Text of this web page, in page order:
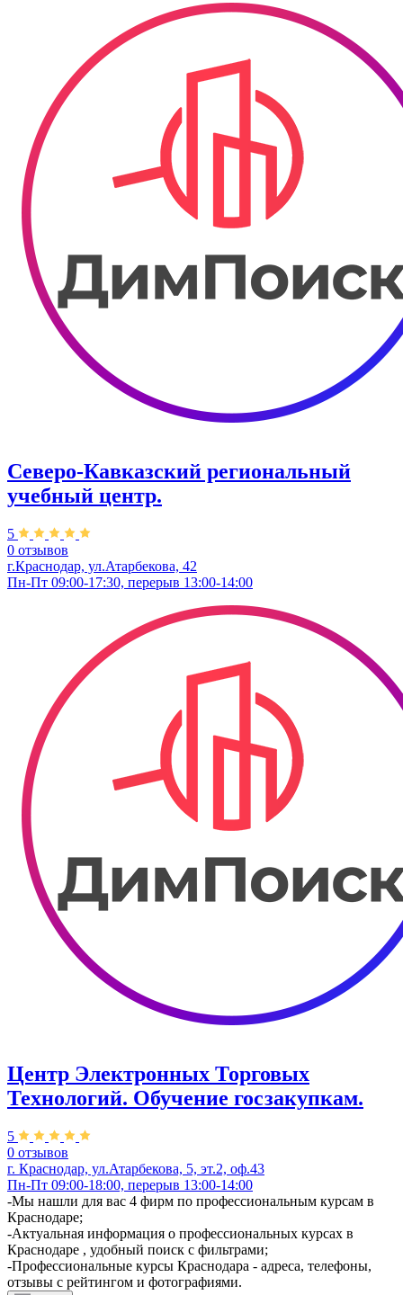
Северо-Кавказский региональный
учебный центр.
5
0 отзывов
г.Краснодар, ул.Атарбекова, 42
Пн-Пт 09:00-17:30, перерыв 13:00-14:00
Центр Электронных Торговых
Технологий. Обучение госзакупкам.
5
0 отзывов
г. Краснодар, ул.Атарбекова, 5, эт.2, оф.43
Пн-Пт 09:00-18:00, перерыв 13:00-14:00
-Мы нашли для вас 4 фирм по профессиональным курсам в
Краснодаре;
-Актуальная информация о профессиональных курсах в
Краснодаре , удобный поиск с фильтрами;
-Профессиональные курсы Краснодара - адреса, телефоны,
отзывы с рейтингом и фотографиями.